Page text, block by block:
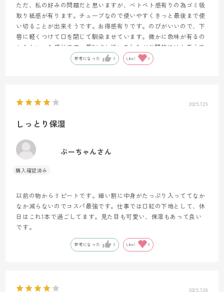
ただ、私の好みの問題だと思いますが、ベトベト感有りの為ゴミ吸
取り紙感が有ります。チューブなので使いやすくきっと最後まで使
い切ることが出来そうです。お得感有りです。のびがいいので、下
唇に軽くつけて口を閉じて馴染ませています。微かに色味が有るの
かなといった感じです。星2か3か迷いましたが世間的にはと考えて
参考になった 0 Like! 0
2025.7.29
しっとり保湿
ぶーちゃんさん
以前の物からリピートです。細い割に中身がたっぷり入っててなか
なか減らないのでコスパ最強です。仕事では口紅の下地として、休
日はこれ1本で過ごしてます。見た目も可愛い、保湿もあって良い
です。
参考になった 0 Like! 0
2025.7.28